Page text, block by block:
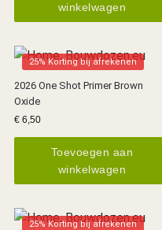
winkelwagen
25% Korting bij afrekenen
2026 One Shot Primer Brown
Oxide
€ 6,50
Toevoegen aan
winkelwagen
25% Korting bij afrekenen